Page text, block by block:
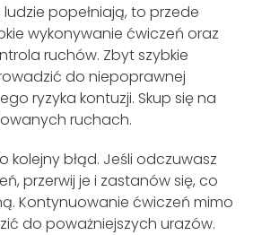
ludzie popełniają, to przede
wykonywanie ćwiczeń oraz
ruchów. Zbyt szybkie
do niepoprawnej
ryzyka kontuzji. Skup się na
ruchach.
kolejny błąd. Jeśli odczuwasz
przerwij je i zastanów się, co
Kontynuowanie ćwiczeń mimo
do poważniejszych urazów.